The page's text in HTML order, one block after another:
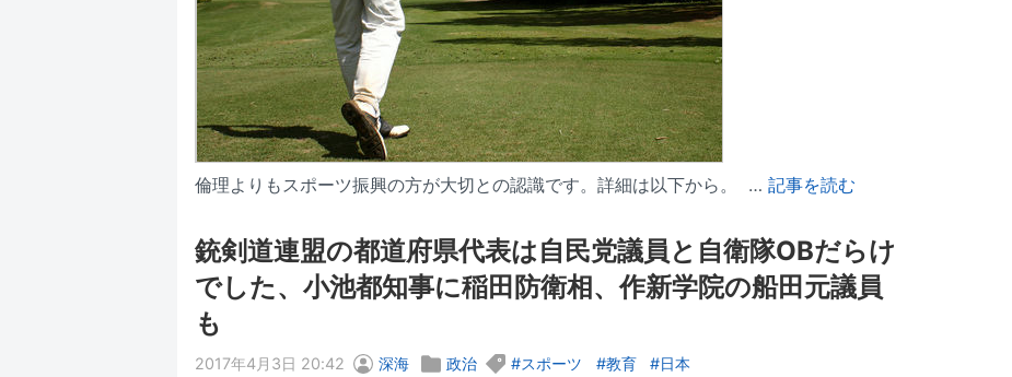
倫理よりもスポーツ振興の方が大切との認識です。詳細は以下から。 … 記事を読む
銃剣道連盟の都道府県代表は自民党議員と自衛隊OBだらけ
でした、小池都知事に稲田防衛相、作新学院の船田元議員
も
2017年4月3日 20:42 深海 政治 スポーツ 教育 日本